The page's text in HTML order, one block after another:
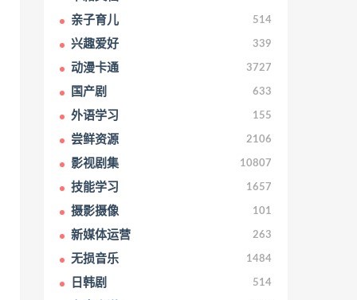
亲子育儿 514
兴趣爱好 339
动漫卡通 3727
国产剧 633
外语学习 155
尝鲜资源 2106
影视剧集 10807
技能学习 1657
摄影摄像 101
新媒体运营 263
无损音乐 1484
日韩剧 514